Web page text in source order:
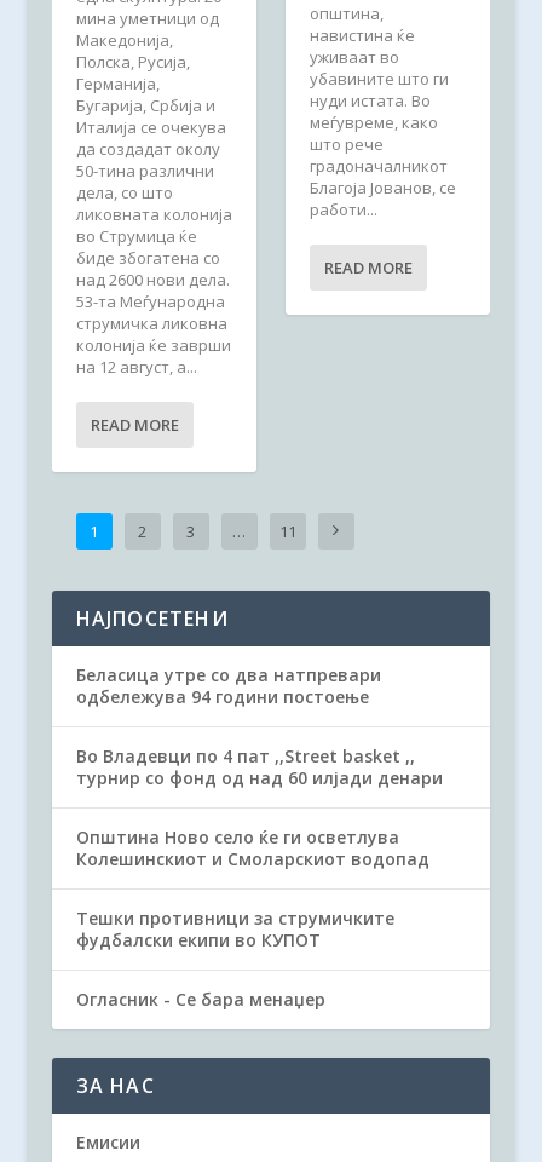
мина уметници од
Македонија,
Полска, Русија,
Германија,
Бугарија, Србија и
Италија се очекува
да создадат околу
50-тина различни
дела, со што
ликовната колонија
во Струмица ќе
биде збогатена со
над 2600 нови дела.
53-та Меѓународна
струмичка ликовна
колонија ќе заврши
на 12 август, а...
READ MORE
општина,
навистина ќе
уживаат во
убавините што ги
нуди истата. Во
меѓувреме, како
што рече
градоначалникот
Благоја Јованов, се
работи...
READ MORE
1 2 3 … 11
НАЈПОСЕТЕНИ
Беласица утре со два натпревари
одбележува 94 години постоење
Во Владевци по 4 пат ,,Street basket ,,
турнир со фонд од над 60 илјади денари
Општина Ново село ќе ги осветлува
Колешинскиот и Смоларскиот водопад
Тешки противници за струмичките
фудбалски екипи во КУПОТ
Огласник - Се бара менаџер
ЗА НАС
Емисии